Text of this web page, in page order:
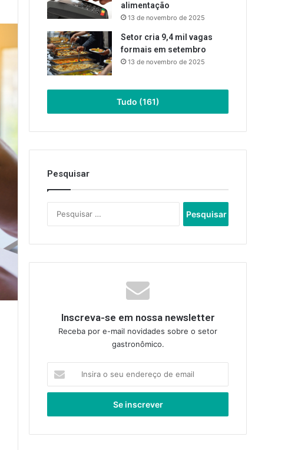
alimentação
13 de novembro de 2025
Setor cria 9,4 mil vagas
formais em setembro
13 de novembro de 2025
Tudo (161)
Pesquisar
por:
Inscreva-se em nossa newsletter
Receba por e-mail novidades sobre o setor
gastronômico.
seu
de